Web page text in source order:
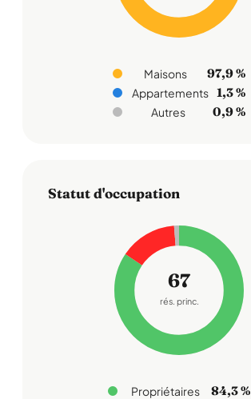
Maisons 97,9 %
Appartements 1,3 %
Autres 0,9 %
Statut d'occupation
67
rés. princ.
Propriétaires 84,3 %